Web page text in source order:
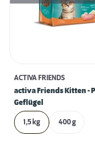
ACTIVA FRIENDS
activa Friends Kitten -
Geflügel
1,5 kg 400 g